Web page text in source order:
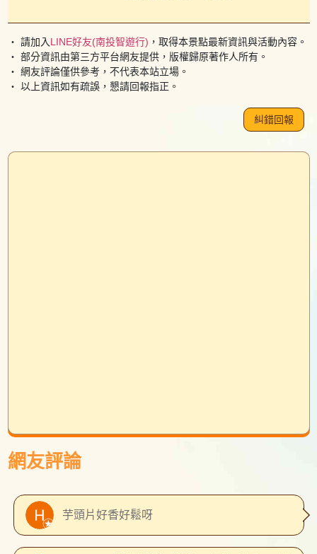
・ 請加入LINE好友(南投智遊行) ，取得本景點最新資訊與活動內容。
・ 部分資訊由第三方平台網友提供，版權歸原著作人所有。
・ 網友評論僅供參考，不代表本站立場。
・ 以上資訊如有疏誤，懇請回報指正。
糾錯回報
網友評論
芋頭片好香好鬆呀